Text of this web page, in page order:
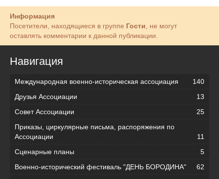
Информация
Посетители, находящиеся в группе Гости , не могут
оставлять комментарии к данной публикации.
Навигация
Международная военно-историческая ассоциация
140
Друзья Ассоциации
13
Совет Ассоциации
25
Приказы, циркулярные письма, распоряжения по
Ассоциации
11
Сценарные планы
5
Военно-исторический фестиваль "ДЕНЬ БОРОДИНА"
62